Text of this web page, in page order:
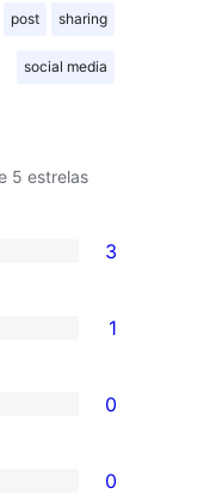
post sharing
social media
5 estrelas
3
1
0
0